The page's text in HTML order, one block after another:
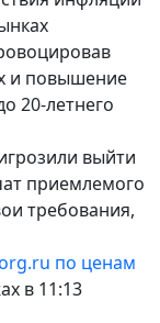
и повышение
20-летнего
выйти
приемлемого
требования,
по ценам
в 11:13